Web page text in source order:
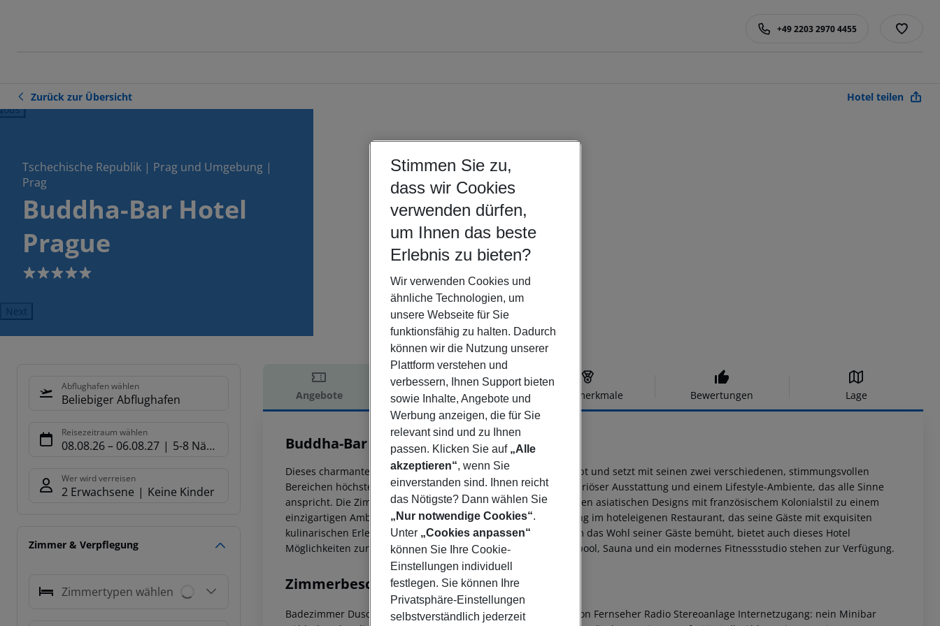
+49 2203 2970 4455
Zurück zur Übersicht Hotel teilen
Tschechische Republik | Prag und Umgebung |
Prag
Buddha-Bar Hotel
Prague
5
Next
Abflughafen wählen
Beliebiger Abflughafen
Reisezeitraum wählen
08.08.26– 06.08.27 5-8 Nächte
Wer wird verreisen
2 Erwachsene Keine Kinder
Zimmer & Verpflegung
Zimmertypen wählen
Angebote Hotelbeschreibung Hotelmerkmale Bewertungen Lage
Hotelbeschreibung
Buddha-Bar Hotel Prague
5
Dieses charmante Boutique-Hotel bietet ein innovatives Konzept und setzt mit seinen zwei verschiedenen, stimmungsvollen
Bereichen höchste Maßstäbe an personalisiertem Service, luxuriöser Ausstattung und einem Lifestyle-Ambiente, das alle Sinne
anspricht. Die Zimmer und Suiten vereinen die Essenz modernen asiatischen Designs mit französischem Kolonialstil zu einem
einzigartigen Ambiente. Dieses Konzept findet seine Fortsetzung im hoteleigenen Restaurant, das seine Gäste mit exquisiten
kulinarischen Erlebnissen verwöhnt. Wie jeder Ort, der sich um das Wohl seiner Gäste bemüht, bietet auch dieses Hotel
Möglichkeiten zur Entspannung und zum Stressabbau – Whirlpool, Sauna und ein modernes Fitnessstudio stehen zur Verfügung.
Zimmerbeschreibung
Badezimmer Dusche Badewanne Haartrockner Direktwahltelefon Fernseher Radio Stereoanlage Internetzugang: nein Minibar
Stimmen Sie zu,
dass wir Cookies
verwenden dürfen,
um Ihnen das beste
Erlebnis zu bieten?
Wir verwenden Cookies und
ähnliche Technologien, um
unsere Webseite für Sie
funktionsfähig zu halten. Dadurch
können wir die Nutzung unserer
Plattform verstehen und
verbessern, Ihnen Support bieten
sowie Inhalte, Angebote und
Werbung anzeigen, die für Sie
relevant sind und zu Ihnen
passen. Klicken Sie auf „Alle
akzeptieren“, wenn Sie
einverstanden sind. Ihnen reicht
das Nötigste? Dann wählen Sie
„Nur notwendige Cookies“.
Unter „Cookies anpassen“
können Sie Ihre Cookie-
Einstellungen individuell
festlegen. Sie können Ihre
Privatsphäre-Einstellungen
selbstverständlich jederzeit